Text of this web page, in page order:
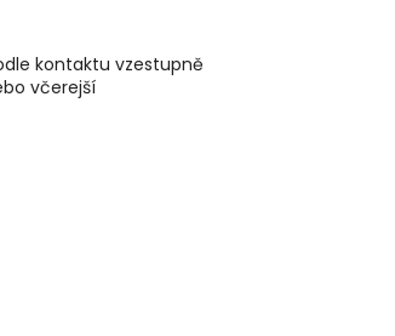
kontaktu vzestupně
včerejší